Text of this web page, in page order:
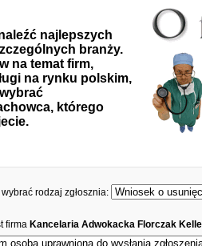
najlepszych
branży.
na temat firm,
na rynku polskim,
którego
wybrać rodzaj zgłosznia:
firma Kancelaria Adwokacka Florczak